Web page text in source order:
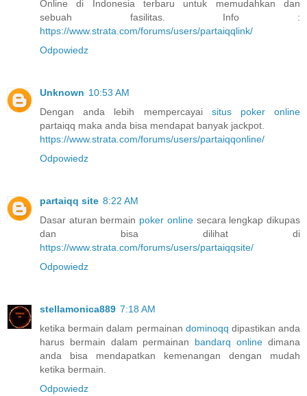
Online di Indonesia terbaru untuk memudahkan dan
sebuah fasilitas. Info :
https://www.strata.com/forums/users/partaiqqlink/
Odpowiedz
Unknown 10:53 AM
Dengan anda lebih mempercayai situs poker online
partaiqq maka anda bisa mendapat banyak jackpot.
https://www.strata.com/forums/users/partaiqqonline/
Odpowiedz
partaiqq site 8:22 AM
Dasar aturan bermain poker onlinesecara lengkap dikupas
dan bisa dilihat di
https://www.strata.com/forums/users/partaiqqsite/
Odpowiedz
stellamonica889 7:18 AM
ketika bermain dalam permainan dominoqq dipastikan anda
harus bermain dalam permainan bandarq online dimana
anda bisa mendapatkan kemenangan dengan mudah
ketika bermain.
Odpowiedz